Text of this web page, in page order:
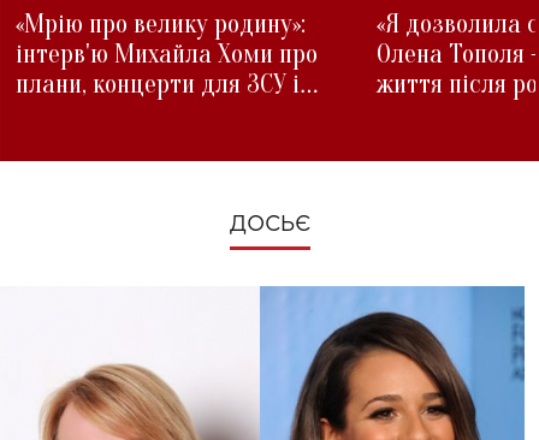
«Мрію про велику родину»:
інтерв'ю Михайла Хоми про
плани, концерти для ЗСУ і
«Я дозволила
Олена Тополя
життя після
ДОСЬЄ